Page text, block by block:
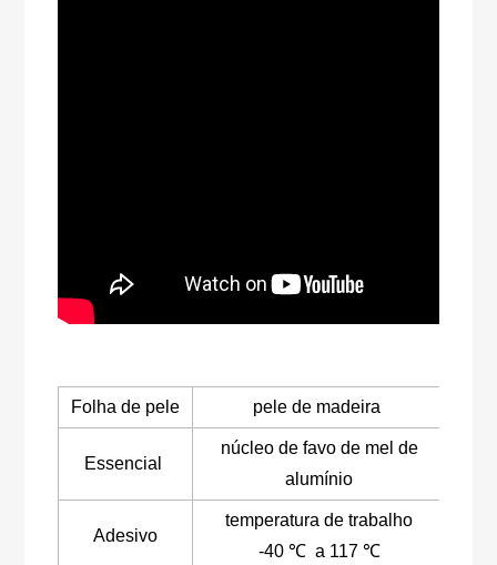
Folha de pele pele de madeira
Essencial
núcleo de favo de mel de
alumínio
Adesivo
temperatura de trabalho
-40 ℃ a 117 ℃